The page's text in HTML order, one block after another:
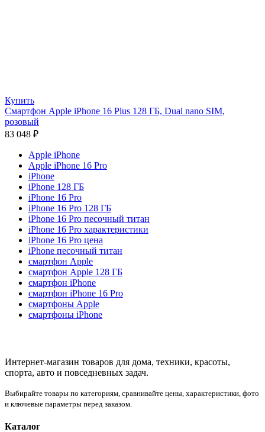
Купить
Смартфон Apple iPhone 16 Plus 128 ГБ, Dual nano SIM,
розовый
83 048 ₽
Apple iPhone
Apple iPhone 16 Pro
iPhone
iPhone 128 ГБ
iPhone 16 Pro
iPhone 16 Pro 128 ГБ
iPhone 16 Pro песочный титан
iPhone 16 Pro характеристики
iPhone 16 Pro цена
iPhone песочный титан
смартфон Apple
смартфон Apple 128 ГБ
смартфон iPhone
смартфон iPhone 16 Pro
смартфоны Apple
смартфоны iPhone
Интернет-магазин товаров для дома, техники, красоты,
спорта, авто и повседневных задач.
Выбирайте товары по категориям, сравнивайте цены, характеристики, фото
и ключевые параметры перед заказом.
Каталог